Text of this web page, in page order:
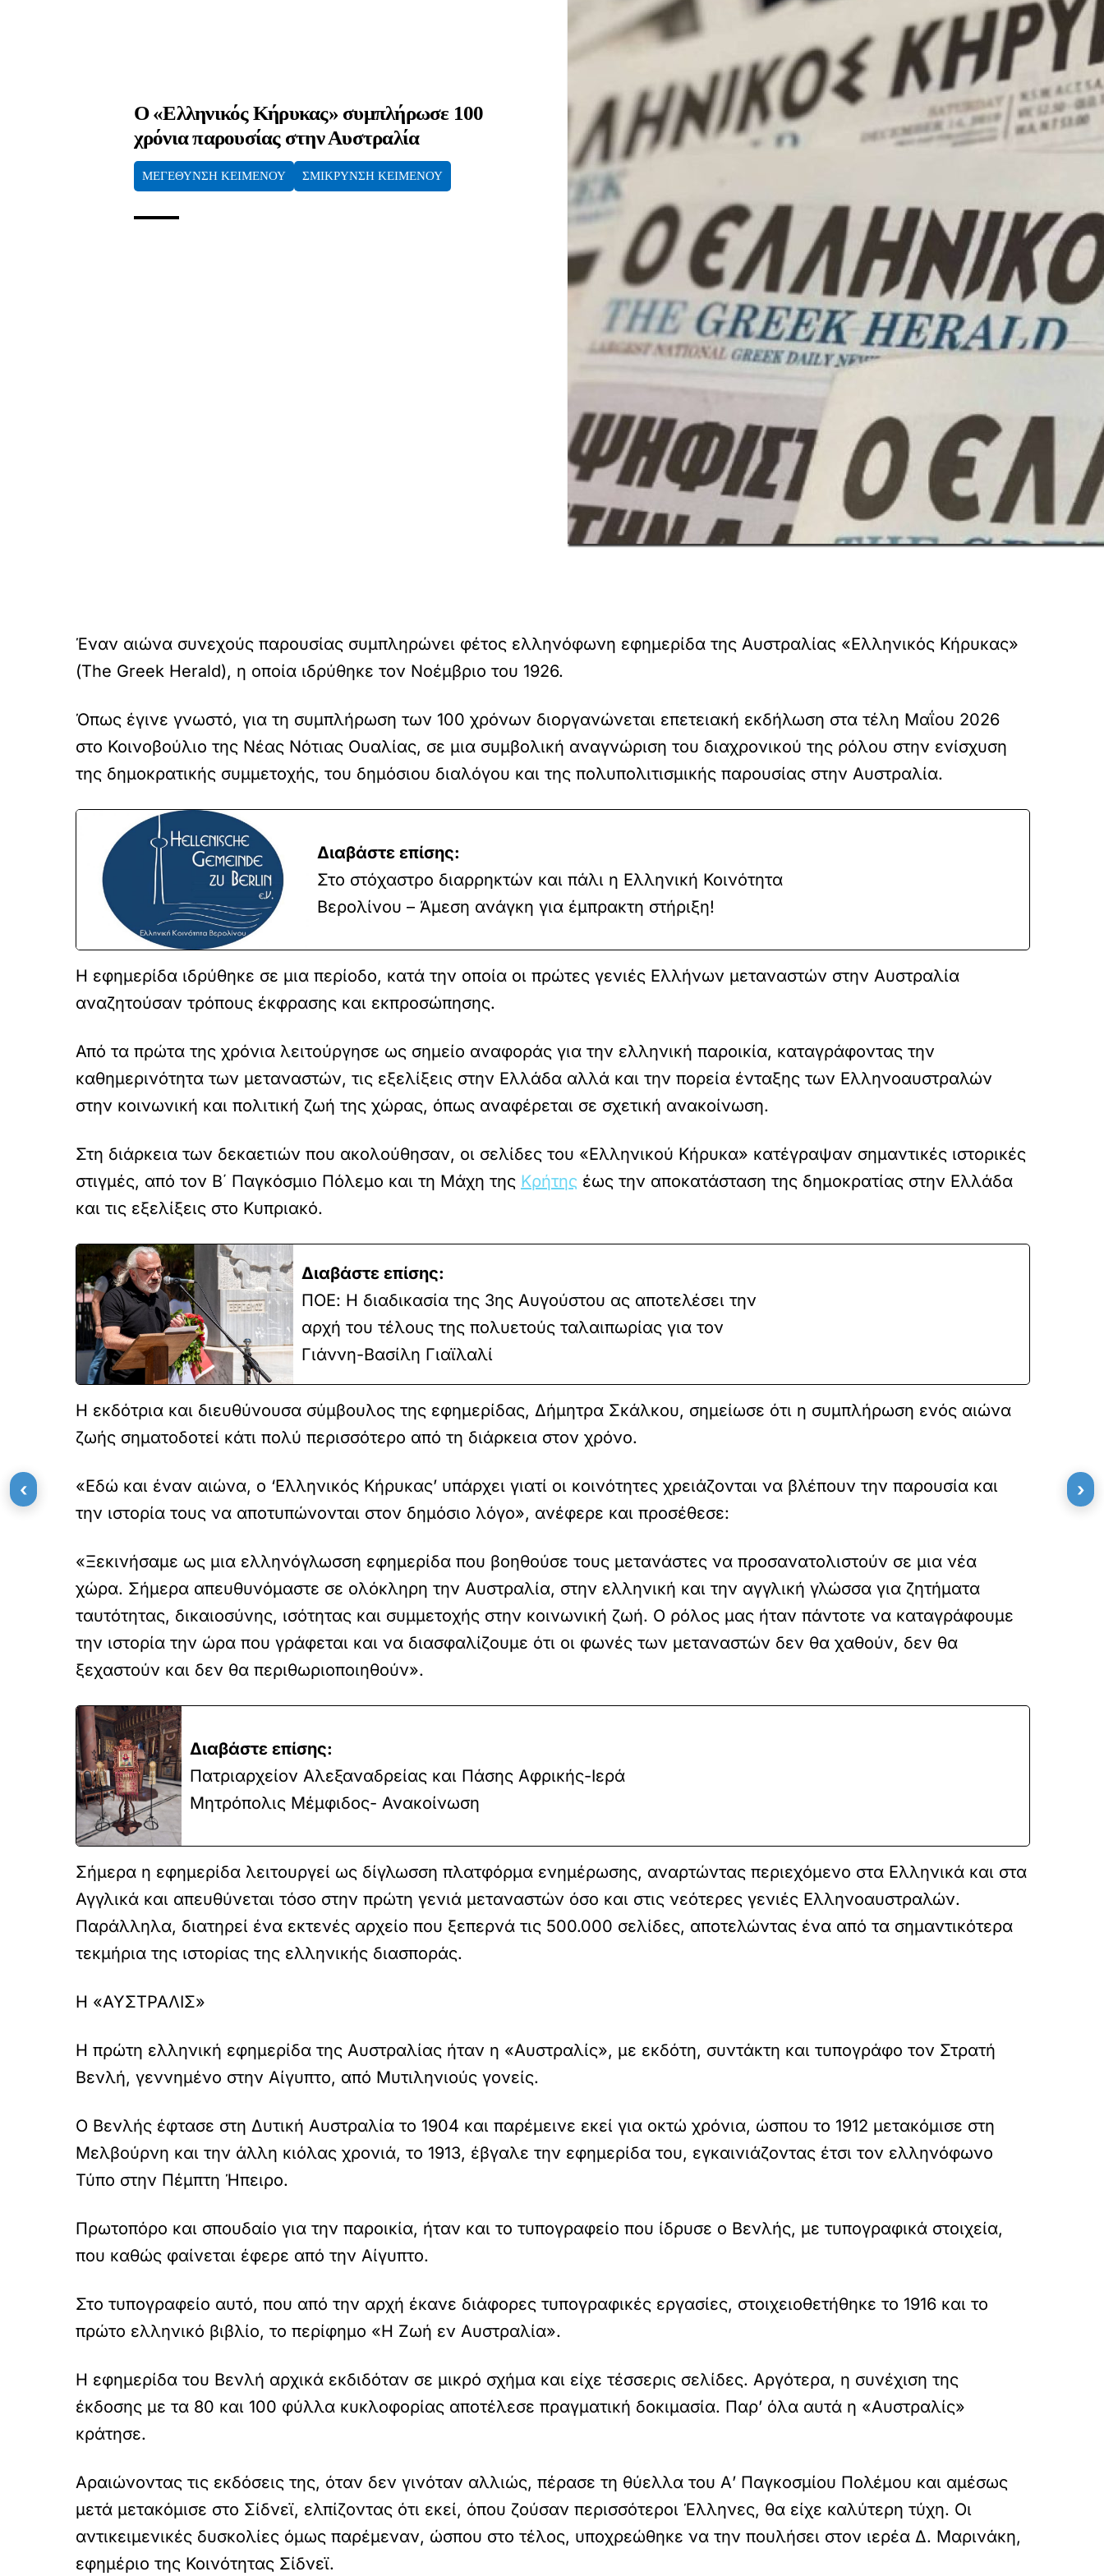
Ο «Ελληνικός Κήρυκας» συμπλήρωσε 100
χρόνια παρουσίας στην Αυστραλία
ΜΕΓΕΘΥΝΣΗ ΚΕΙΜΕΝΟΥ ΣΜΙΚΡΥΝΣΗ ΚΕΙΜΕΝΟΥ
Έναν αιώνα συνεχούς παρουσίας συμπληρώνει φέτος ελληνόφωνη εφημερίδα της Αυστραλίας «Ελληνικός Κήρυκας»
(The Greek Herald), η οποία ιδρύθηκε τον Νοέμβριο του 1926.
Όπως έγινε γνωστό, για τη συμπλήρωση των 100 χρόνων διοργανώνεται επετειακή εκδήλωση στα τέλη Μαΐου 2026
στο Κοινοβούλιο της Νέας Νότιας Ουαλίας, σε μια συμβολική αναγνώριση του διαχρονικού της ρόλου στην ενίσχυση
της δημοκρατικής συμμετοχής, του δημόσιου διαλόγου και της πολυπολιτισμικής παρουσίας στην Αυστραλία.
Διαβάστε επίσης:
Στο στόχαστρο διαρρηκτών και πάλι η Ελληνική Κοινότητα
Βερολίνου – Άμεση ανάγκη για έμπρακτη στήριξη!
Η εφημερίδα ιδρύθηκε σε μια περίοδο, κατά την οποία οι πρώτες γενιές Ελλήνων μεταναστών στην Αυστραλία
αναζητούσαν τρόπους έκφρασης και εκπροσώπησης.
Από τα πρώτα της χρόνια λειτούργησε ως σημείο αναφοράς για την ελληνική παροικία, καταγράφοντας την
καθημερινότητα των μεταναστών, τις εξελίξεις στην Ελλάδα αλλά και την πορεία ένταξης των Ελληνοαυστραλών
στην κοινωνική και πολιτική ζωή της χώρας, όπως αναφέρεται σε σχετική ανακοίνωση.
Στη διάρκεια των δεκαετιών που ακολούθησαν, οι σελίδες του «Ελληνικού Κήρυκα» κατέγραψαν σημαντικές ιστορικές
στιγμές, από τον Β΄ Παγκόσμιο Πόλεμο και τη Μάχη της Κρήτης έως την αποκατάσταση της δημοκρατίας στην Ελλάδα
και τις εξελίξεις στο Κυπριακό.
Διαβάστε επίσης:
ΠΟΕ: Η διαδικασία της 3ης Αυγούστου ας αποτελέσει την
αρχή του τέλους της πολυετούς ταλαιπωρίας για τον
Γιάννη-Βασίλη Γιαϊλαλί
Η εκδότρια και διευθύνουσα σύμβουλος της εφημερίδας, Δήμητρα Σκάλκου, σημείωσε ότι η συμπλήρωση ενός αιώνα
ζωής σηματοδοτεί κάτι πολύ περισσότερο από τη διάρκεια στον χρόνο.
«Εδώ και έναν αιώνα, ο ‘Ελληνικός Κήρυκας’ υπάρχει γιατί οι κοινότητες χρειάζονται να βλέπουν την παρουσία και
την ιστορία τους να αποτυπώνονται στον δημόσιο λόγο», ανέφερε και προσέθεσε:
«Ξεκινήσαμε ως μια ελληνόγλωσση εφημερίδα που βοηθούσε τους μετανάστες να προσανατολιστούν σε μια νέα
χώρα. Σήμερα απευθυνόμαστε σε ολόκληρη την Αυστραλία, στην ελληνική και την αγγλική γλώσσα για ζητήματα
ταυτότητας, δικαιοσύνης, ισότητας και συμμετοχής στην κοινωνική ζωή. Ο ρόλος μας ήταν πάντοτε να καταγράφουμε
την ιστορία την ώρα που γράφεται και να διασφαλίζουμε ότι οι φωνές των μεταναστών δεν θα χαθούν, δεν θα
ξεχαστούν και δεν θα περιθωριοποιηθούν».
Διαβάστε επίσης:
Πατριαρχείον Αλεξαναδρείας και Πάσης Αφρικής-Ιερά
Μητρόπολις Μέμφιδος- Ανακοίνωση
Σήμερα η εφημερίδα λειτουργεί ως δίγλωσση πλατφόρμα ενημέρωσης, αναρτώντας περιεχόμενο στα Ελληνικά και στα
Αγγλικά και απευθύνεται τόσο στην πρώτη γενιά μεταναστών όσο και στις νεότερες γενιές Ελληνοαυστραλών.
Παράλληλα, διατηρεί ένα εκτενές αρχείο που ξεπερνά τις 500.000 σελίδες, αποτελώντας ένα από τα σημαντικότερα
τεκμήρια της ιστορίας της ελληνικής διασποράς.
Η «ΑΥΣΤΡΑΛΙΣ»
Η πρώτη ελληνική εφημερίδα της Αυστραλίας ήταν η «Αυστραλίς», με εκδότη, συντάκτη και τυπογράφο τον Στρατή
Βενλή, γεννημένο στην Αίγυπτο, από Μυτιληνιούς γονείς.
Ο Βενλής έφτασε στη Δυτική Αυστραλία το 1904 και παρέμεινε εκεί για οκτώ χρόνια, ώσπου το 1912 μετακόμισε στη
Μελβούρνη και την άλλη κιόλας χρονιά, το 1913, έβγαλε την εφημερίδα του, εγκαινιάζοντας έτσι τον ελληνόφωνο
Τύπο στην Πέμπτη Ήπειρο.
Πρωτοπόρο και σπουδαίο για την παροικία, ήταν και το τυπογραφείο που ίδρυσε ο Βενλής, με τυπογραφικά στοιχεία,
που καθώς φαίνεται έφερε από την Αίγυπτο.
Στο τυπογραφείο αυτό, που από την αρχή έκανε διάφορες τυπογραφικές εργασίες, στοιχειοθετήθηκε το 1916 και το
πρώτο ελληνικό βιβλίο, το περίφημο «Η Ζωή εν Αυστραλία».
Η εφημερίδα του Βενλή αρχικά εκδιδόταν σε μικρό σχήμα και είχε τέσσερις σελίδες. Αργότερα, η συνέχιση της
έκδοσης με τα 80 και 100 φύλλα κυκλοφορίας αποτέλεσε πραγματική δοκιμασία. Παρ’ όλα αυτά η «Αυστραλίς»
κράτησε.
Αραιώνοντας τις εκδόσεις της, όταν δεν γινόταν αλλιώς, πέρασε τη θύελλα του Α’ Παγκοσμίου Πολέμου και αμέσως
μετά μετακόμισε στο Σίδνεϊ, ελπίζοντας ότι εκεί, όπου ζούσαν περισσότεροι Έλληνες, θα είχε καλύτερη τύχη. Οι
αντικειμενικές δυσκολίες όμως παρέμεναν, ώσπου στο τέλος, υποχρεώθηκε να την πουλήσει στον ιερέα Δ. Μαρινάκη,
εφημέριο της Κοινότητας Σίδνεϊ.
‹ ›